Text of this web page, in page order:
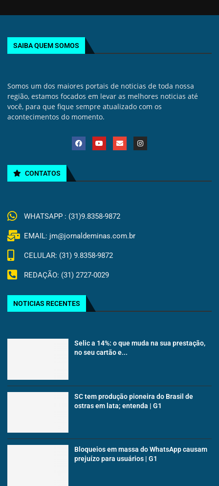
SAIBA QUEM SOMOS
Somos um dos maiores portais de noticias de toda nossa
região, estamos focados em levar as melhores noticias até
você, para que fique sempre atualizado com os
acontecimentos do momento.
CONTATOS
WHATSAPP : (31)9.8358-9872
EMAIL: jm@jornaldeminas.com.br
CELULAR: (31) 9.8358-9872
REDAÇÃO: (31) 2727-0029
NOTICIAS RECENTES
Selic a 14%: o que muda na sua prestação,
no seu cartão e...
SC tem produção pioneira do Brasil de
ostras em lata; entenda | G1
Bloqueios em massa do WhatsApp causam
prejuízo para usuários | G1